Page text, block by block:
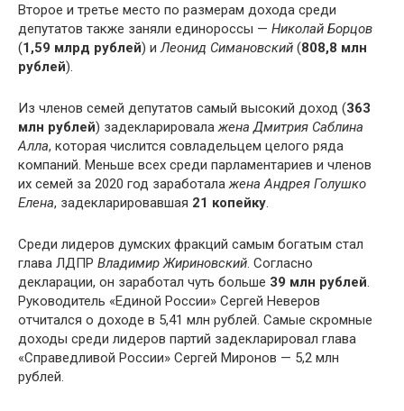
Второе и третье место по размерам дохода среди
депутатов также заняли единороссы — Николай Борцов
(1,59 млрд рублей) иЛеонид Симановский (808,8 млн
рублей).
Из членов семей депутатов самый высокий доход (363
млн рублей) задекларировалажена Дмитрия Саблина
Алла, которая числится совладельцем целого ряда
компаний. Меньше всех среди парламентариев и членов
их семей за 2020 год заработалажена Андрея Голушко
Елена, задекларировавшая 21 копейку.
Среди лидеров думских фракций самым богатым стал
глава ЛДПР Владимир Жириновский. Согласно
декларации, он заработал чуть больше 39 млн рублей.
Руководитель «Единой России» Сергей Неверов
отчитался о доходе в 5,41 млн рублей. Самые скромные
доходы среди лидеров партий задекларировал глава
«Справедливой России» Сергей Миронов — 5,2 млн
рублей.